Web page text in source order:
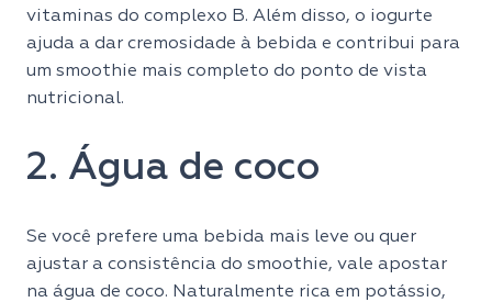
vitaminas do complexo B. Além disso, o iogurte
ajuda a dar cremosidade à bebida e contribui para
um smoothie mais completo do ponto de vista
nutricional.
2. Água de coco
Se você prefere uma bebida mais leve ou quer
ajustar a consistência do smoothie, vale apostar
na água de coco. Naturalmente rica em potássio,